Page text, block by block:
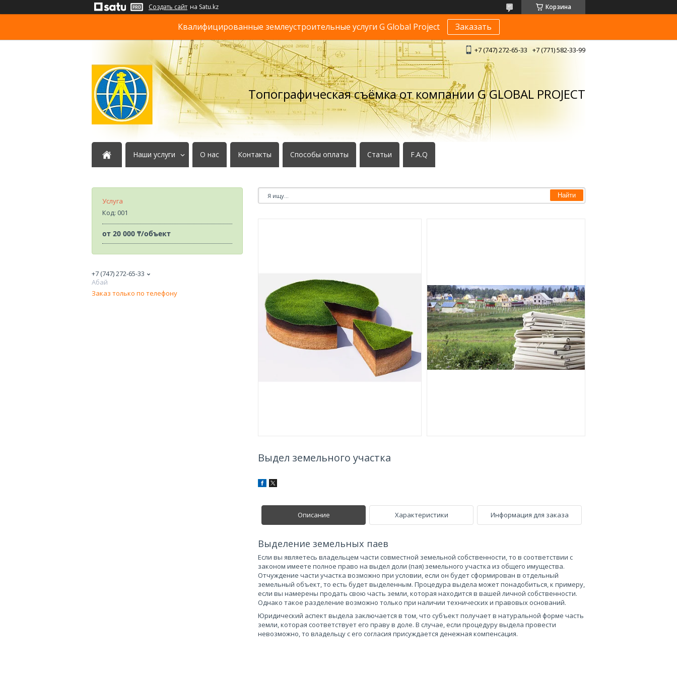
Создать сайт на Satu.kz Корзина
Квалифицированные землеустроительные услуги G Global Project Заказать
+7 (747) 272-65-33 +7 (771) 582-33-99
Топографическая съёмка от компании G GLOBAL PROJECT
Наши услуги О нас Контакты Способы оплаты Статьи F.A.Q
Найти
Выдел земельного участка
Описание Характеристики Информация для заказа
Выделение земельных паев
Если вы являетесь владельцем части совместной земельной собственности, то в соответствии с
законом имеете полное право на выдел доли (пая) земельного участка из общего имущества.
Отчуждение части участка возможно при условии, если он будет сформирован в отдельный
земельный объект, то есть будет выделенным. Процедура выдела может понадобиться, к примеру,
если вы намерены продать свою часть земли, которая находится в вашей личной собственности.
Однако такое разделение возможно только при наличии технических и правовых оснований.
Юридический аспект выдела заключается в том, что субъект получает в натуральной форме часть
земли, которая соответствует его праву в доле. В случае, если процедуру выдела провести
невозможно, то владельцу с его согласия присуждается денежная компенсация.
Услуга
Код: 001
от 20 000 ₸/объект
+7 (747) 272-65-33
Абай
Заказ только по телефону